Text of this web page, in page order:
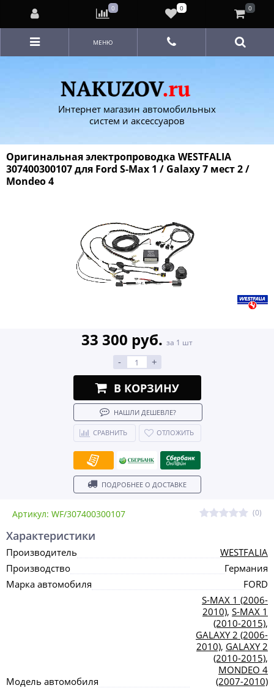
Интернет магазин автомобильных
систем и аксессуаров
МЕНЮ
Оригинальная электропроводка WESTFALIA
307400300107 для Ford S-Max 1 / Galaxy 7 мест 2 /
Mondeo 4
Артикул: WF/307400300107 (0)
33 300 руб. за 1 шт
- +
В КОРЗИНУ
НАШЛИ ДЕШЕВЛЕ?
СРАВНИТЬ ОТЛОЖИТЬ
ПОДРОБНЕЕ О ДОСТАВКЕ
Характеристики
Производитель
WESTFALIA
Производство
Германия
Марка автомобиля
FORD
Модель автомобиля
S-MAX 1 (2006-
2010), S-MAX 1
(2010-2015),
GALAXY 2 (2006-
2010), GALAXY 2
(2010-2015),
MONDEO 4
(2007-2010)
0 0 0